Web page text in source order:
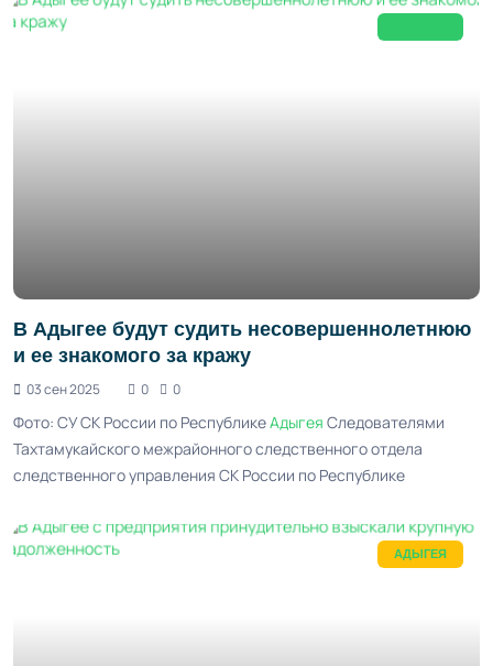
В Адыгее будут судить несовершеннолетнюю
и ее знакомого за кражу
03 сен 2025 0 0
Фото: СУ СК России по РеспубликеАдыгея Следователями
Тахтамукайского межрайонного следственного отдела
следственного управления СК России по Республике
АДЫГЕЯ